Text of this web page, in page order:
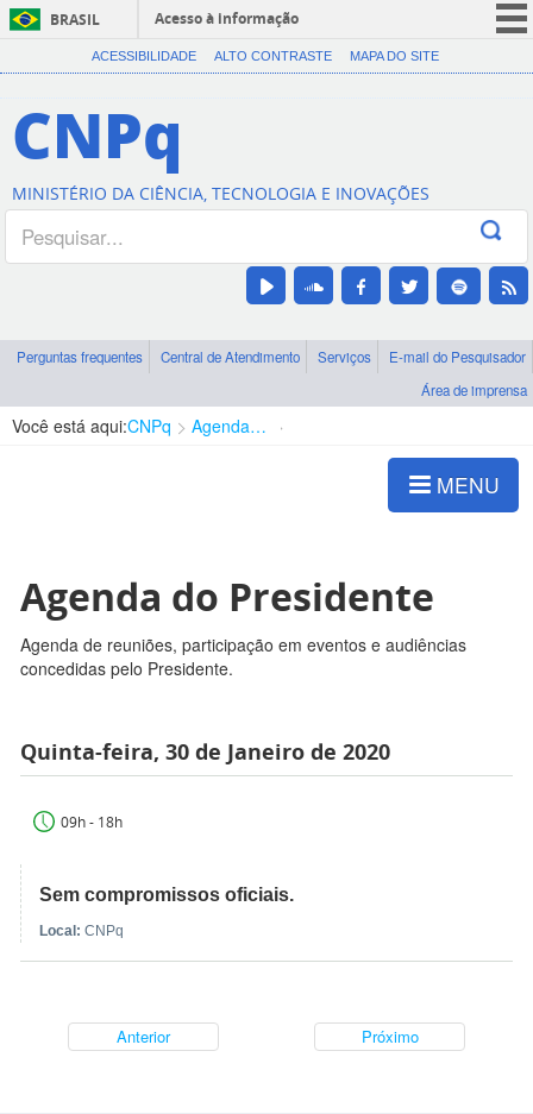
BRASIL
Acesso à informação
CORONAVÍRUS (COVID-19)
Canais
ACESSIBILIDADE ALTO CONTRASTE MAPA DO SITE
CNPq
MINISTÉRIO DA CIÊNCIA, TECNOLOGIA E INOVAÇÕES
Perguntas frequentes Central de Atendimento Serviços
E-mail do Pesquisador
Área de imprensa
Você está aqui:CNPq Agenda de autoridades
MENU
Agenda do Presidente
Agenda de reuniões, participação em eventos e audiências
concedidas pelo Presidente.
Quinta-feira, 30 de Janeiro de 2020
09h - 18h
Sem compromissos oficiais.
Local: CNPq
Anterior Próximo